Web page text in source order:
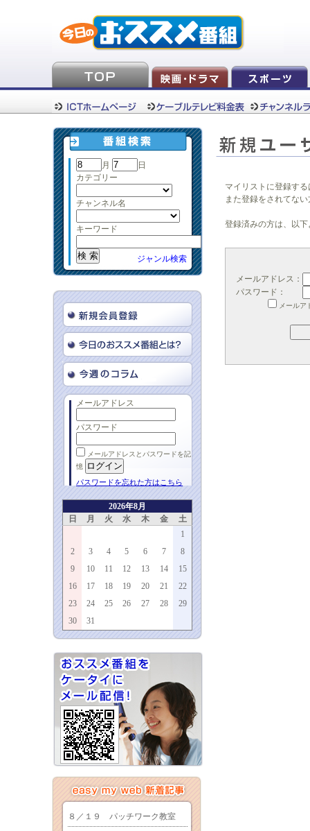
月
日
カテゴリー
チャンネル名
キーワード
ジャンル検索
メールアドレス
パスワード
メールアドレスとパスワードを記
憶
パスワードを忘れた方はこちら
2026年8月
日
月 火 水 木 金
土
1
2
3 4 5 6 7
8
9
10 11 12 13 14
15
16
17 18 19 20 21
22
23
24 25 26 27 28
29
30
31
マイリストに登録す
また登録をされてな
登録済みの方は、以
メールアドレス：
パスワード：
メールア